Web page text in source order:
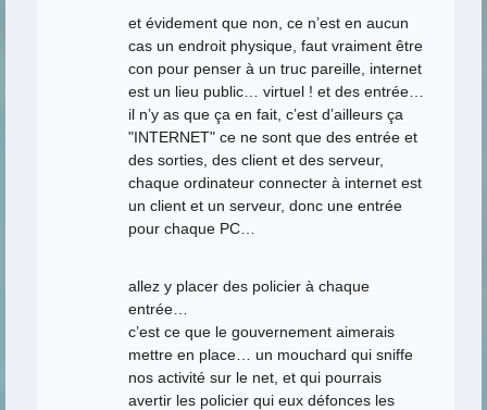
et évidement que non, ce n’est en aucun
cas un endroit physique, faut vraiment être
con pour penser à un truc pareille, internet
est un lieu public… virtuel ! et des entrée…
il n’y as que ça en fait, c’est d’ailleurs ça
"INTERNET" ce ne sont que des entrée et
des sorties, des client et des serveur,
chaque ordinateur connecter à internet est
un client et un serveur, donc une entrée
pour chaque PC…
allez y placer des policier à chaque
entrée…
c’est ce que le gouvernement aimerais
mettre en place… un mouchard qui sniffe
nos activité sur le net, et qui pourrais
avertir les policier qui eux défonces les